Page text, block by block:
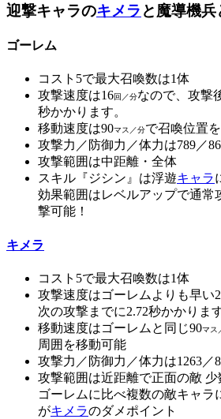
迎撃キャラのキメラ と魔導機兵
ゴーレム
コスト5で最大召喚数は1体
攻撃速度は16回／分なので、攻撃
秒かかります。
移動速度は90マス／分で召喚位置
攻撃力／防御力／体力は789／
攻撃範囲は中距離・全体
スキル『ジシン』は浮遊キャラ
効果範囲はレベルアップで通常
撃可能！
キメラ
コスト5で最大召喚数は1体
攻撃速度はゴーレムよりも早い
次の攻撃までに2.72秒かかります
移動速度はゴーレムと同じ90マス
周囲を移動可能
攻撃力／防御力／体力は1263／
攻撃範囲は近距離で正面の敵 少
ゴーレムに比べ複数の敵キャラ
がキメラのダメポイント